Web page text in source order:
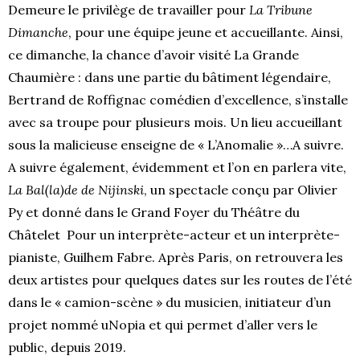
Demeure le privilège de travailler pour La Tribune
Dimanche, pour une équipe jeune et accueillante. Ainsi,
ce dimanche, la chance d’avoir visité La Grande
Chaumière : dans une partie du bâtiment légendaire,
Bertrand de Roffignac comédien d’excellence, s’installe
avec sa troupe pour plusieurs mois. Un lieu accueillant
sous la malicieuse enseigne de « L’Anomalie »…A suivre.
A suivre également, évidemment et l’on en parlera vite,
La Bal(la)de de Nijinski, un spectacle conçu par Olivier
Py et donné dans le Grand Foyer du Théâtre du
Châtelet Pour un interprète-acteur et un interprète-
pianiste, Guilhem Fabre. Après Paris, on retrouvera les
deux artistes pour quelques dates sur les routes de l’été
dans le « camion-scène » du musicien, initiateur d’un
projet nommé uNopia et qui permet d’aller vers le
public, depuis 2019.